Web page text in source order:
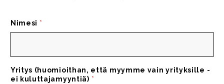
Nimesi *
Yritys (huomioithan, että myymme vain yrityksille -
ei kuluttajamyyntiä) *